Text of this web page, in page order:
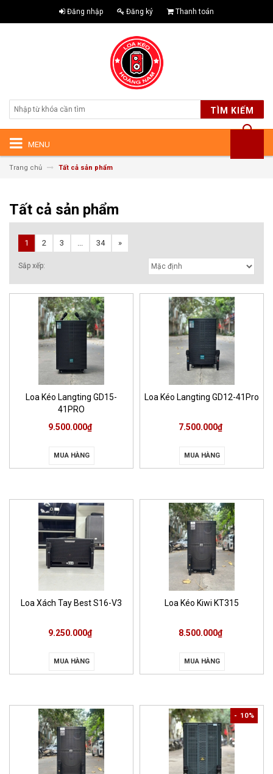
Đăng nhập Đăng ký Thanh toán
TÌM KIẾM
MENU
Trang chủ Tất cả sản phẩm
Tất cả sản phẩm
Sắp xếp:
1 2 3 ... 34 »
Loa Kéo Langting GD15-
41PRO
9.500.000₫
MUA HÀNG
Loa Kéo Langting GD12-41Pro
7.500.000₫
MUA HÀNG
Loa Xách Tay Best S16-V3
9.250.000₫
MUA HÀNG
Loa Kéo Kiwi KT315
8.500.000₫
MUA HÀNG
- 10%